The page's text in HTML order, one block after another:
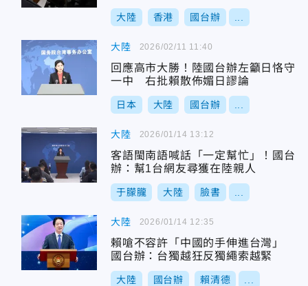
大陸 香港 國台辦
大陸
回應高市大勝！陸國台辦左籲日恪守
一中 右批賴散佈媚日謬論
日本 大陸 國台辦
2026/02/11 11:40
大陸
客語閩南語喊話「一定幫忙」！國台
辦：幫1台網友尋獲在陸親人
于朦朧 大陸 臉書
2026/01/14 13:12
大陸
賴嗆不容許「中國的手伸進台灣」
國台辦：台獨越狂反獨繩索越緊
大陸 國台辦 賴清德
2026/01/14 12:35